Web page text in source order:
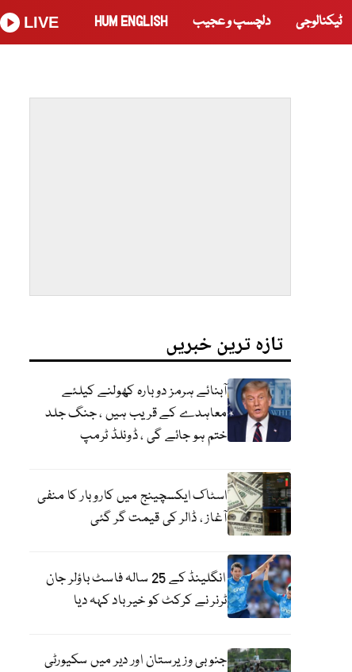
ٹیکنالوجی دلچسپ و عجیب HUM ENGLISH
LIVE
تازہ ترین خبریں
آبنائے ہرمز دوبارہ کھولنے کیلئے
معاہدے کے قریب ہیں ، جنگ جلد
ختم ہو جائے گی ، ڈونلڈ ٹرمپ
اسٹاک ایکسچینج میں کاروبار کا منفی
آغاز ، ڈالر کی قیمت گر گئی
انگلینڈ کے 25 سالہ فاسٹ باؤلر جان
ٹرنر نے کرکٹ کو خیر باد کہہ دیا
جنوبی وزیرستان اور دیر میں سکیورٹی